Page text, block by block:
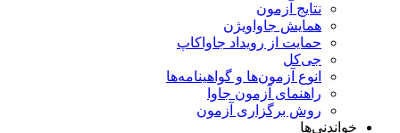
نتایج آزمون
همایش جاواویژن
حمایت از رویداد جاواکاپ
جی‌کل
انوع آزمون‌ها و گواهینامه‌ها
راهنمای آزمون جاوا
روش برگزاری آزمون
خواندنی‌ها